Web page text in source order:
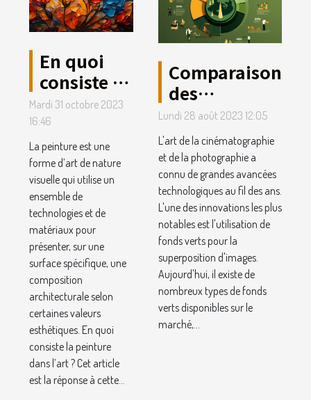
En quoi
consiste la
peinture
dans l’art ?
Mardi 31 octobre 2023
16:46
La peinture est une
forme d’art de nature
visuelle qui utilise un
ensemble de
technologies et de
matériaux pour
présenter, sur une
surface spécifique, une
composition
architecturale selon
certaines valeurs
esthétiques. En quoi
consiste la peinture
dans l’art ? Cet article
est la réponse à cette...
Comparaison
des
différents
types de
fonds verts
disponibles
en 2022
Lundi 28 août 2023 12:05
L'art de la cinématographie
et de la photographie a
connu de grandes avancées
technologiques au fil des ans.
L'une des innovations les plus
notables est l'utilisation de
fonds verts pour la
superposition d'images.
Aujourd'hui, il existe de
nombreux types de fonds
verts disponibles sur le
marché,...